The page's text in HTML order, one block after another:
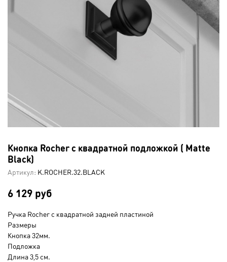
Кнопка Rocher c квадратной подложкой ( Matte
Black)
Артикул: K.ROCHER.32.BLACK
6 129 руб
Ручка Rocher с квадратной задней пластиной
Размеры
Кнопка 32мм.
Подложка
Длина 3,5 см.